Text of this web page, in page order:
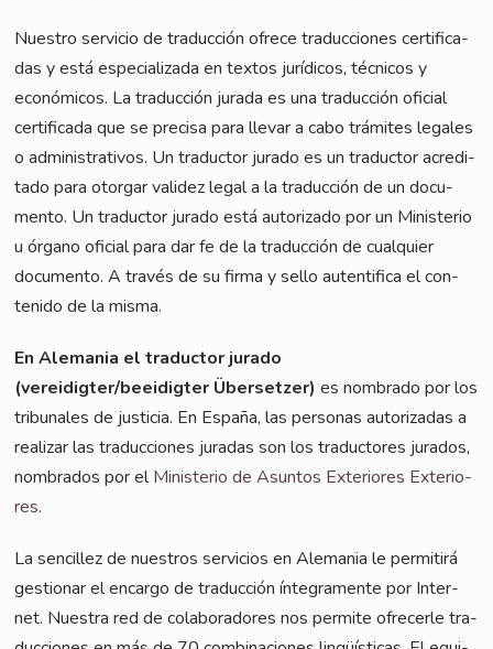
Nues­tro ser­vicio de tra­duc­ción ofre­ce tra­duc­cio­nes cer­ti­fi­ca­
das y está espe­cia­lizada en tex­tos juríd­icos, téc­ni­cos y
econó­mi­cos. La tra­duc­ción jura­da es una tra­duc­ción ofi­ci­al
cer­ti­fi­ca­da que se pre­cisa para lle­var a cabo trá­mi­tes lega­les
o admi­nis­tra­tivos. Un tra­duc­tor jura­do es un tra­duc­tor acre­di­
ta­do para otor­gar vali­dez legal a la tra­duc­ción de un docu­
men­to. Un tra­duc­tor jura­do está auto­riz­ado por un Minis­te­rio
u órga­no ofi­ci­al para dar fe de la tra­duc­ción de cual­quier
docu­men­to. A tra­vés de su fir­ma y sel­lo auten­ti­fi­ca el con­
teni­do de la misma.
En Ale­ma­nia el tra­duc­tor jura­do
(vereidigter/beeidigter Über­set­zer) es nomb­ra­do por los
tri­bu­na­les de jus­ti­cia. En Espa­ña, las per­so­nas auto­rizadas a
rea­li­zar las tra­duc­cio­nes jura­das son los tra­duc­to­res jura­dos,
nomb­ra­dos por elMinis­te­rio de Asun­tos Exte­rio­res Exte­rio­
res.
La sen­cil­lez de nues­tros ser­vici­os en Ale­ma­nia le per­mi­tirá
ges­tio­nar el encar­go de tra­duc­ción ínte­gra­men­te por Inter­
net. Nues­tra red de cola­bora­do­res nos per­mi­te ofre­cer­le tra­